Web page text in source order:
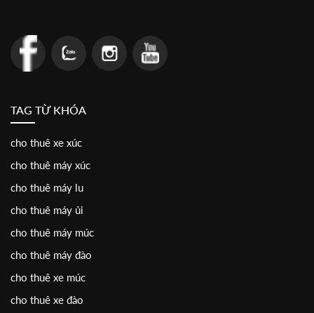
TAG TỪ KHÓA
cho thuê xe xúc
cho thuê máy xúc
cho thuê máy lu
cho thuê máy ủi
cho thuê máy múc
cho thuê máy đào
cho thuê xe múc
cho thuê xe đào